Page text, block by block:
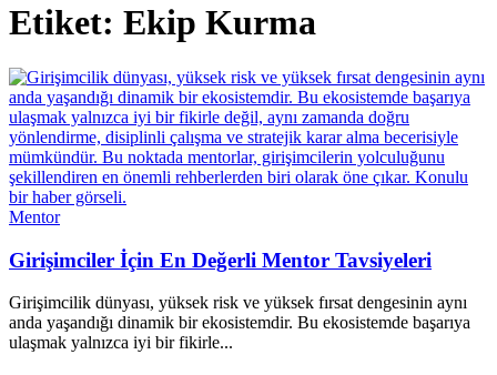
Etiket: Ekip Kurma
Mentor
Girişimciler İçin En Değerli Mentor Tavsiyeleri
Girişimcilik dünyası, yüksek risk ve yüksek fırsat dengesinin aynı
anda yaşandığı dinamik bir ekosistemdir. Bu ekosistemde başarıya
ulaşmak yalnızca iyi bir fikirle...